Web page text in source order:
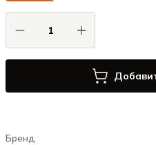
Бренд